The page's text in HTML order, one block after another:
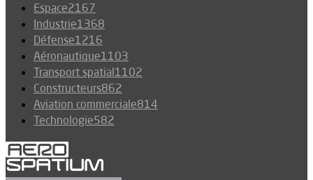
Espace2167
Industrie1368
Défense1216
Aéronautique1103
Transport spatial1102
Constructeurs862
Aviation commerciale814
Technologie582